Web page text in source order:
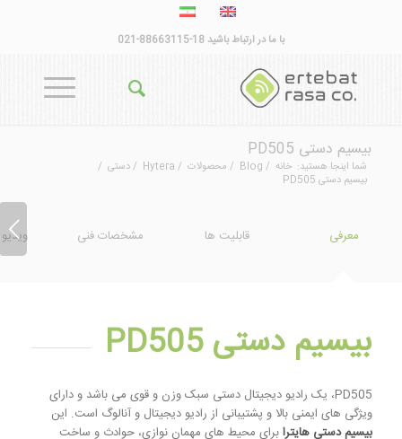
با ما در ارتباط باشید 18-88663115-021
بیسیم دستی PD505
شما اینجا هستید: خانه /
Blog
/ محصولات /
Hytera
/دستی /
بیسیم دستی PD505
معرفی قابلیت ها مشخصات فنی
قبلی
بیسیم دستی PD505
PD505، یک رادیو دیجیتال دستی سبک وزن و قوی می باشد و دارای
ویژگی های ایمنی بالا و پشتیبانی از رادیو دیجیتال و آنالوگ است. این
بیسیم دستی هایترابرای محیط های مهمان نوازی، حوادث و ساخت